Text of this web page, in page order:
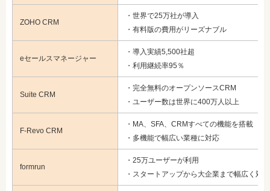
ZOHO CRM
・世界で25万社が導入
・有料版の費用がリーズナブル
eセールスマネージャー
・導入実績5,500社超
・利用継続率95％
Suite CRM
・完全無料のオープンソースCRM
・ユーザー数は世界に400万人以上
F-Revo CRM
・MA、SFA、CRMすべての機能を搭載
・多機能で幅広い業種に対応
formrun
・25万ユーザーが利用
・スタートアップから大企業まで幅広く対応